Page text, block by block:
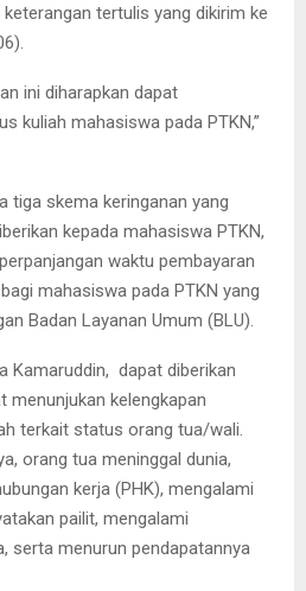
tertulis yang dikirim ke
ini diharapkan dapat
kuliah mahasiswa pada PTKN,”
tiga skema keringanan yang
kepada mahasiswa PTKN,
waktu pembayaran
mahasiswa pada PTKN yang
Badan Layanan Umum (BLU).
Kamaruddin, dapat diberikan
menunjukan kelengkapan
terkait status orang tua/wali.
orang tua meninggal dunia,
kerja (PHK), mengalami
pailit, mengalami
serta menurun pendapatannya